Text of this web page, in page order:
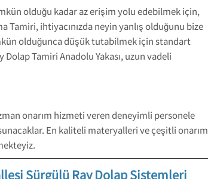
olduğu kadar az erişim yolu edebilmek için,
Tamiri, ihtiyacınızda neyin yanlış olduğunu bize
olduğunca düşük tutabilmek için standart
Tamiri Anadolu Yakası, uzun vadeli
onarım hizmeti veren deneyimli personele
En kaliteli materyalleri ve çeşitli onarım
Sürgülü Ray Dolap Sistemleri